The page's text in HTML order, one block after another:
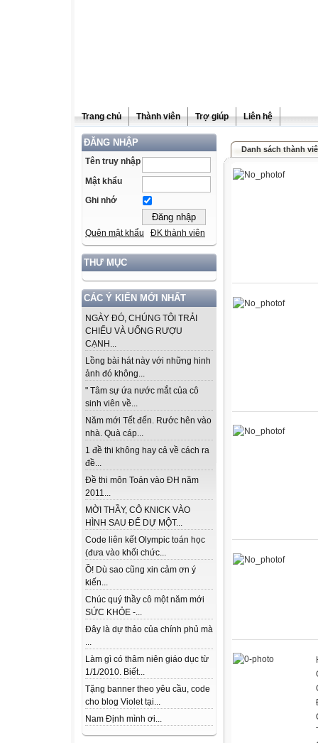
Trang chủ Thành viên Trợ giúp Liên hệ
ĐĂNG NHẬP
Tên truy nhập
Mật khẩu
Ghi nhớ
Quên mật khẩu ĐK thành viên
THƯ MỤC
CÁC Ý KIẾN MỚI NHẤT
NGÀY ĐÓ, CHÚNG TÔI TRẢI
CHIẾU VÀ UỐNG RƯỢU
CẠNH...
Lồng bài hát này với những hinh
ảnh đó không...
" Tâm sự ứa nước mắt của cô
sinh viên về...
Năm mới Tết đến. Rước hên vào
nhà. Quà cáp...
1 đề thi không hay cả về cách ra
đề...
Đề thi môn Toán vào ĐH năm
2011...
MỜI THẦY, CÔ KNICK VÀO
HÌNH SAU ĐỂ DỰ MỘT...
Code liên kết Olympic toán học
(đưa vào khối chức...
Ồ! Dù sao cũng xin cảm ơn ý
kiến...
Chúc quý thầy cô một năm mới
SỨC KHỎE -...
Đây là dự thảo của chính phủ mà
...
Làm gì có thâm niên giáo dục từ
1/1/2010. Biết...
Tặng banner theo yêu cầu, code
cho blog Violet tại...
Nam Định mình ơi...
Danh sách thành